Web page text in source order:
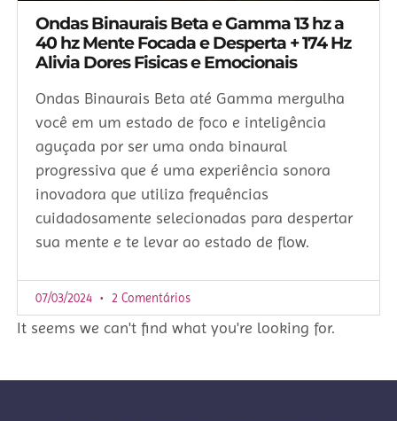
Ondas Binaurais Beta e Gamma 13 hz a
40 hz Mente Focada e Desperta + 174 Hz
Alivia Dores Fisicas e Emocionais
Ondas Binaurais Beta até Gamma mergulha
você em um estado de foco e inteligência
aguçada por ser uma onda binaural
progressiva que é uma experiência sonora
inovadora que utiliza frequências
cuidadosamente selecionadas para despertar
sua mente e te levar ao estado de flow.
07/03/2024 2 Comentários
It seems we can't find what you're looking for.